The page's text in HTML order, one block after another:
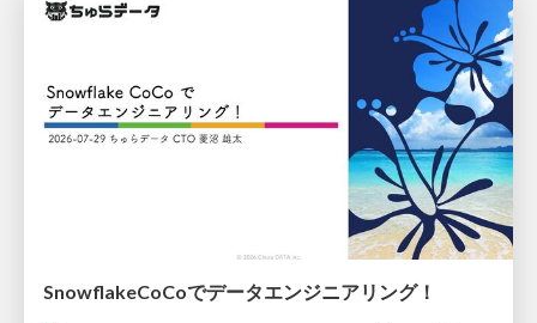
SnowflakeCoCoでデータエンジニアリング！